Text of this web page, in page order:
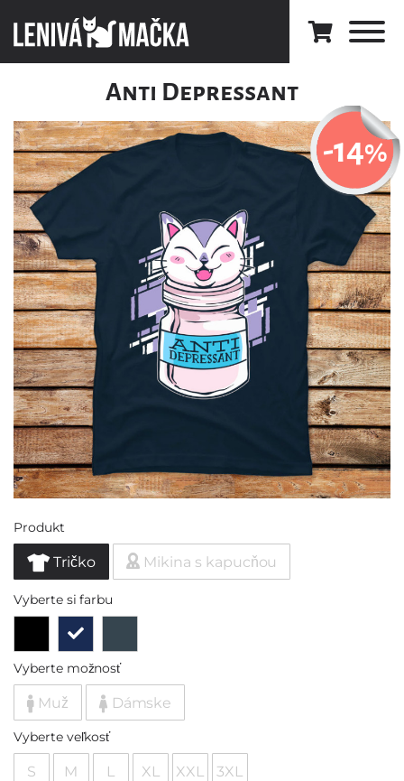
Anti Depressant
-14%
Produkt
Tričko Mikina s kapucňou
Vyberte si farbu
Vyberte možnosť
Muž Dámske
Vyberte veľkosť
S M L XL XXL 3XL